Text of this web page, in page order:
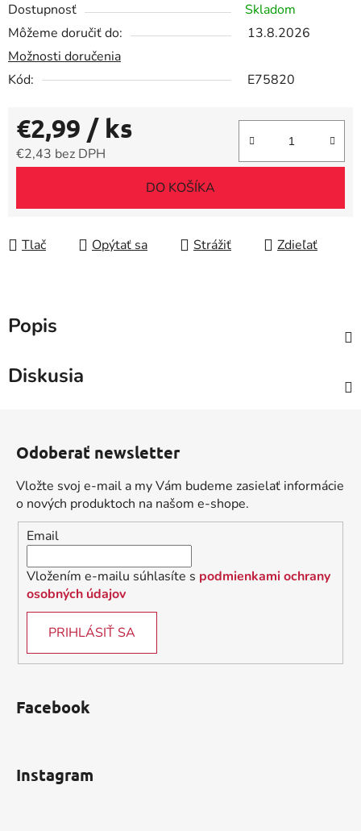
Dostupnosť
Skladom
Môžeme doručiť do:
13.8.2026
Možnosti doručenia
Kód:
E75820
€2,99 / ks
€2,43 bez DPH
DO KOŠÍKA
Tlač Opýtať sa Strážiť Zdieľať
Popis
Diskusia
Odoberať newsletter
Vložte svoj e-mail a my Vám budeme zasielať informácie
o nových produktoch na našom e-shope.
Email
Vložením e-mailu súhlasíte s podmienkami ochrany
osobných údajov
PRIHLÁSIŤ SA
Facebook
Instagram